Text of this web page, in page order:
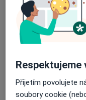
Nepomucká
Dostupnost
Na této adrese
Co mám v takové
Respektujeme
Přijetím povolujete
soubory cookie